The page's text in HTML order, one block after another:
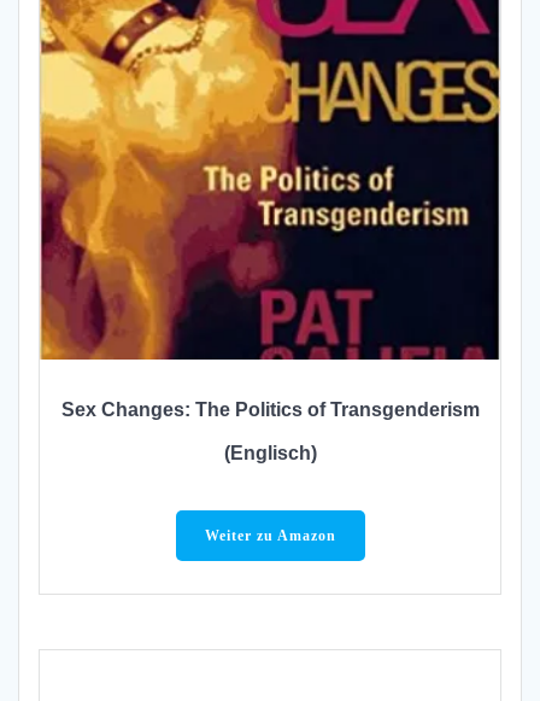
Sex Changes: The Politics of Transgenderism
(Englisch)
Weiter zu Amazon